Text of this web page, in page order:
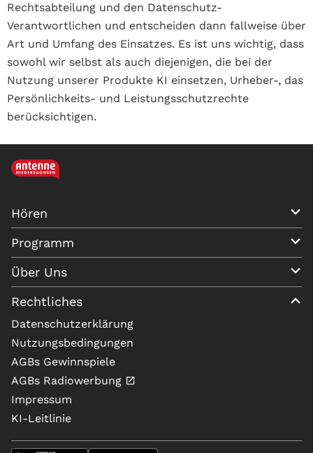
Rechtsabteilung und den Datenschutz-
Verantwortlichen und entscheiden dann fallweise über
Art und Umfang des Einsatzes. Es ist uns wichtig, dass
sowohl wir selbst als auch diejenigen, die bei der
Nutzung unserer Produkte KI einsetzen, Urheber-, das
Persönlichkeits- und Leistungsschutzrechte
berücksichtigen.
Hören
Programm
Über Uns
Rechtliches
Datenschutzerklärung
Nutzungsbedingungen
AGBs Gewinnspiele
AGBs Radiowerbung
Impressum
KI-Leitlinie